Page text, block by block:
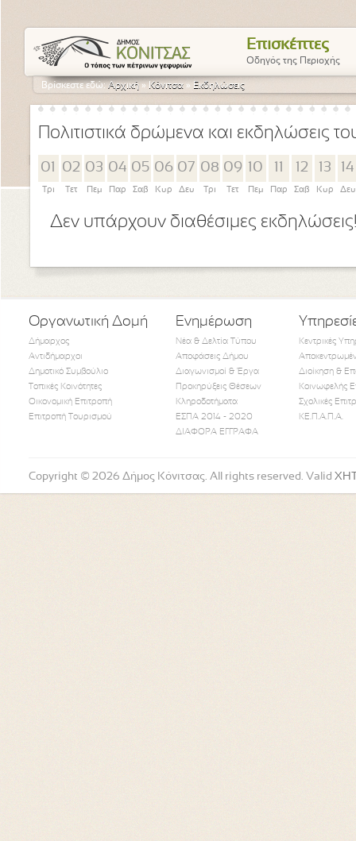
Επισκέπτες
Οδηγός της Περιοχής
Βρίσκεστε εδώ:Αρχική » Κόνιτσα » Εκδηλώσεις
Πολιτιστικά δρώμενα και εκδηλώσεις
01
Τρι
02
Τετ
03
Πεμ
04
Παρ
05
Σαβ
06
Κυρ
07
Δευ
08
Τρι
09
Τετ
10
Πεμ Παρ
12
Σαβ
13
Κυρ
14
Δευ
Δεν υπάρχουν διαθέσιμες
Οργανωτική Δομή
Δήμαρχος
Αντιδήμαρχοι
Δημοτικό Συμβούλιο
Τοπικές Κοινότητες
Οικονομική Επιτροπή
Επιτροπή Τουρισμού
Ενημέρωση
Νέα & Δελτία Τύπου
Αποφάσεις Δήμου
Διαγωνισμοί & Έργα
Προκηρύξεις Θέσεων
Κληροδοτήματα
ΕΣΠΑ 2014 - 2020
ΔΙΑΦΟΡΑ ΕΓΓΡΑΦΑ
Κεντρικές
Διοίκηση &
Κοινωφελής
Σχολικές
ΚΕ.Π.Α.Π.Α.
Follow Us
Copyright © 2026 Δήμος Κόνιτσας. All rights reserved. Valid